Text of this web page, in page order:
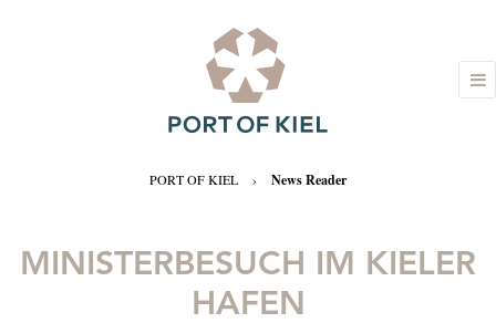
PORT OF KIEL › News Reader
MINISTERBESUCH IM KIELER
HAFEN